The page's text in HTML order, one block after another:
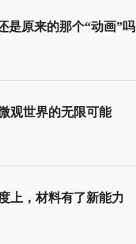
是原来的那个“动画”吗
观世界的无限可能
上，材料有了新能力